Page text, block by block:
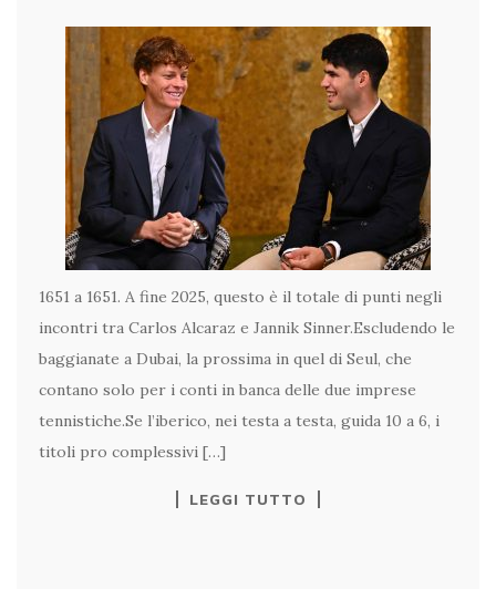
1651 a 1651. A fine 2025, questo è il totale di punti negli
incontri tra Carlos Alcaraz e Jannik Sinner.Escludendo le
baggianate a Dubai, la prossima in quel di Seul, che
contano solo per i conti in banca delle due imprese
tennistiche.Se l’iberico, nei testa a testa, guida 10 a 6, i
titoli pro complessivi […]
LEGGI TUTTO